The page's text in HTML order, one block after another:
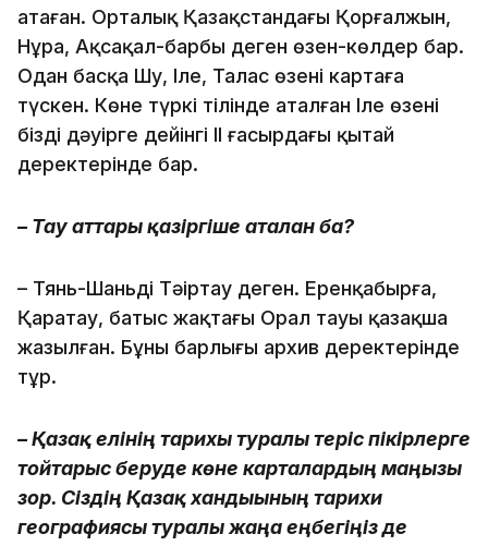
атаған. Орталық Қазақстандағы Қорғалжын,
Нұра, Ақсақал-барбы деген өзен-көлдер бар.
Одан басқа Шу, Іле, Талас өзені картаға
түскен. Көне түркі тілінде аталған Іле өзені
біздің дәуірге дейінгі ІІ ғасырдағы қытай
деректерінде бар.
– Тау аттары қазіргіше аталған ба?
– Тянь-Шаньді Тәңіртау деген. Еренқабырға,
Қаратау, батыс жақтағы Орал тауы қазақша
жазылған. Бұның барлығы архив деректерінде
тұр.
– Қазақ елінің тарихы туралы теріс пікірлерге
тойтарыс беруде көне карталардың маңызы
зор. Сіздің Қазақ хандығының тарихи
географиясы туралы жаңа еңбегіңіз де